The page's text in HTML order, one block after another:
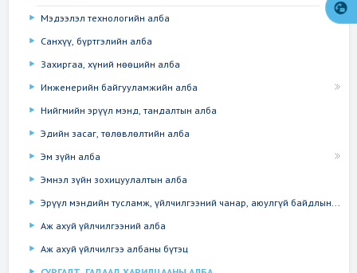
Мэдээлэл технологийн алба
Санхүү, бүртгэлийн алба
Захиргаа, хүний нөөцийн алба
Инженерийн байгууламжийн алба
Нийгмийн эрүүл мэнд, тандалтын алба
Эдийн засаг, төлөвлөлтийн алба
Эм зүйн алба
Эмнэл зүйн зохицуулалтын алба
Эрүүл мэндийн тусламж, үйлчилгээний чанар, аюулгүй байдлын...
Аж ахуй үйлчилгээний алба
Аж ахуй үйлчилгээ албаны бүтэц